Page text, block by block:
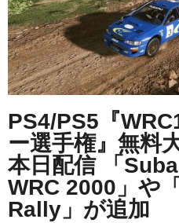
PS4/PS5『
ー選手権』無料
本日配信 「
WRC 2000」や
Rally」が追加